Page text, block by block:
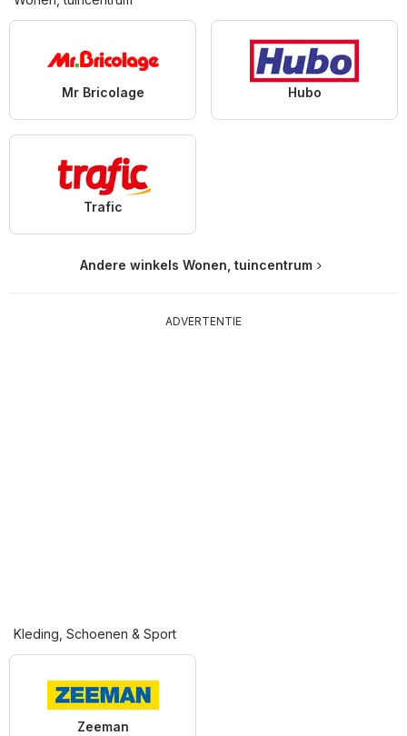
Mr Bricolage Hubo
Trafic
Andere winkels Wonen, tuincentrum
ADVERTENTIE
Kleding, Schoenen & Sport
Zeeman